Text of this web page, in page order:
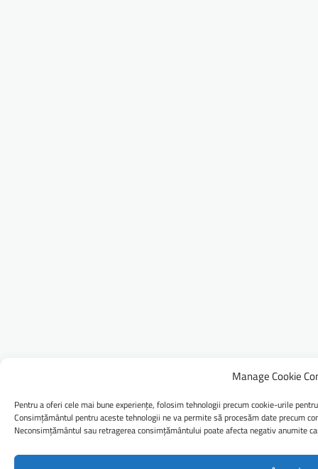
Manage Cookie
Pentru a oferi cele mai bune experiențe, folosim tehnologii precum cookie-urile
Consimțământul pentru aceste tehnologii ne va permite să procesăm date precum
Neconsimțământul sau retragerea consimțământului poate afecta negativ anumite